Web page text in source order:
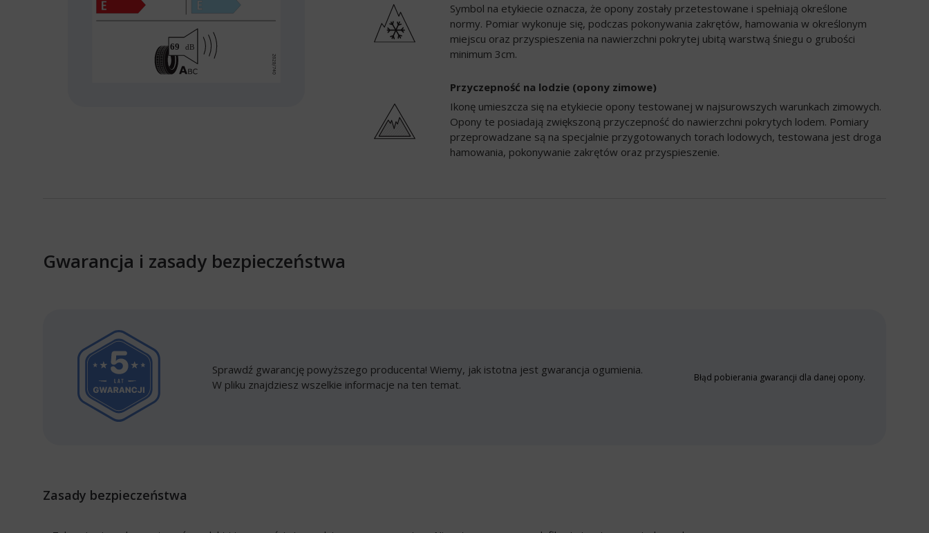
Symbol na etykiecie oznacza, że opony zostały przetestowane i spełniają określone
normy. Pomiar wykonuje się, podczas pokonywania zakrętów, hamowania w określonym
miejscu oraz przyspieszenia na nawierzchni pokrytej ubitą warstwą śniegu o grubości
minimum 3cm.
Przyczepność na lodzie (opony zimowe)
Ikonę umieszcza się na etykiecie opony testowanej w najsurowszych warunkach zimowych.
Opony te posiadają zwiększoną przyczepność do nawierzchni pokrytych lodem. Pomiary
przeprowadzane są na specjalnie przygotowanych torach lodowych, testowana jest droga
hamowania, pokonywanie zakrętów oraz przyspieszenie.
Gwarancja i zasady bezpieczeństwa
Sprawdź gwarancję powyższego producenta! Wiemy, jak istotna jest gwarancja ogumienia.
W pliku znajdziesz wszelkie informacje na ten temat.
Błąd pobierania gwarancji dla danej opony.
Zasady bezpieczeństwa